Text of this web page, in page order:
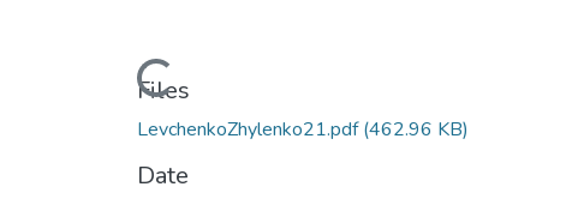
Loading...
Files
LevchenkoZhylenko21.pdf(462.96 KB)
Date